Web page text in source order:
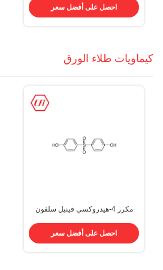
احصل على أفضل سعر
كيماويات طلاء الورق
مكرر 4-هيدروكسي فينيل سلفون
كيماويات طلاء الورق
احصل على أفضل سعر